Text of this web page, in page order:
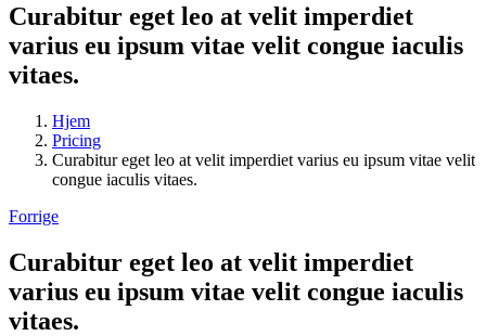
Curabitur eget leo at velit imperdiet
varius eu ipsum vitae velit congue iaculis
vitaes.
Hjem
Pricing
Curabitur eget leo at velit imperdiet varius eu ipsum vitae velit
congue iaculis vitaes.
Forrige
Curabitur eget leo at velit imperdiet
varius eu ipsum vitae velit congue iaculis
vitaes.